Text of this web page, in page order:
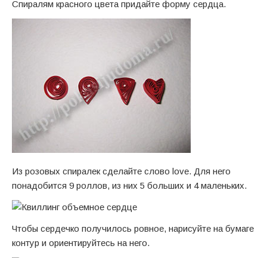
Спиралям красного цвета придайте форму сердца.
Из розовых спиралек сделайте слово love. Для него
понадобится 9 роллов, из них 5 больших и 4 маленьких.
Чтобы сердечко получилось ровное, нарисуйте на бумаге
контур и ориентируйтесь на него.